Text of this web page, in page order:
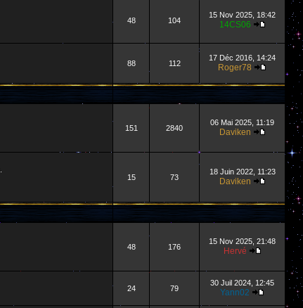
48 104
15 Nov 2025, 18:42
14CS06
88 112
17 Déc 2016, 14:24
Roger78
151 2840
06 Mai 2025, 11:19
Daviken
15 73
18 Juin 2022, 11:23
Daviken
48 176
15 Nov 2025, 21:48
Hervé
24 79
30 Juil 2024, 12:45
Yann02